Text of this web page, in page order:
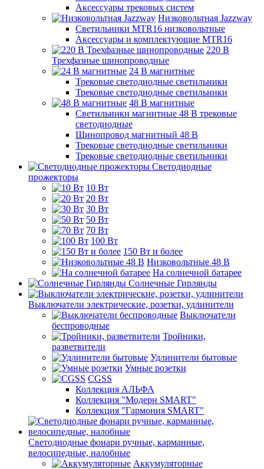
Аксессуары трековых систем
Низковольтная Jazzway
Светильники MTR16 низковольтные
Аксессуары и комплектующие MTR16
220 B
Трехфазные шинопроводные
24 B магнитные
Трековые светодиодные светильники
Трековые светодиодные светильники
48 B магнитные
Светильники магнитные 48 В трековые
светодиодные
Шинопровод магнитный 48 В
Трековые светодиодные светильники
Трековые светодиодные светильники
Светодиодные
прожекторы
10 Вт
20 Вт
30 Вт
50 Вт
70 Вт
100 Вт
150 Вт и более
Низковольтные 48 В
На солнечной батарее
Солнечные Гирлянды
Выключатели электрические, розетки, удлинители
Выключатели
беспроводные
Тройники,
разветвители
Удлинители бытовые
Умные розетки
CGSS
Коллекция АЛЬФА
Коллекция "Модерн SMART"
Коллекция "Гармония SMART"
Светодиодные фонари ручные, карманные,
велосипедные, налобные
Аккумуляторные